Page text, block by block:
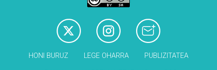
HONI BURUZ LEGE OHARRA PUBLIZITATEA